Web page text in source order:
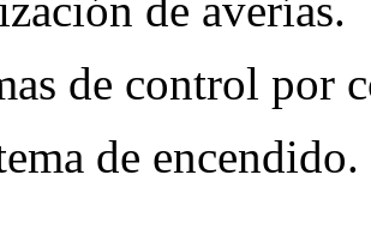
de control por
de encendido.